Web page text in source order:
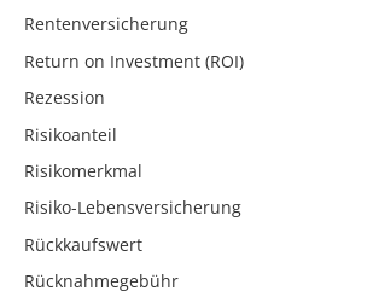
Rentenversicherung
Return on Investment (ROI)
Rezession
Risikoanteil
Risikomerkmal
Risiko-Lebensversicherung
Rückkaufswert
Rücknahmegebühr